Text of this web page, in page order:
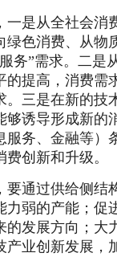
是从全社会消
色消费、从物
务”需求。二是
提高，消费需
三是在新的技
诱导形成新的
务、金融等）
创新和升级。
通过供给侧结
弱的产能；促
发展方向；大
业创新发展，